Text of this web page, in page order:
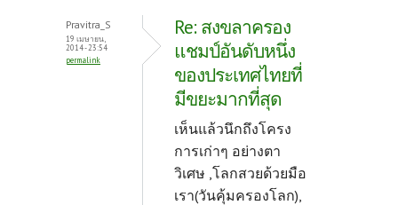
Pravitra_S
19 เมษายน,
2014 - 23:54
permalink
Re: สงขลาครอง
แชมป์อันดับหนึ่ง
ของประเทศไทยที่
มีขยะมากที่สุด
เห็นแล้วนึกถึงโครง
การเก่าๆ อย่างตา
วิเศษ ,โลกสวยด้วยมือ
เรา(วันคุ้มครองโลก),